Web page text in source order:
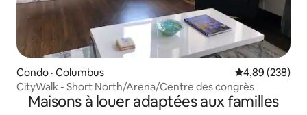
Condo · Columbus Note
4,89 (238)
CityWalk - Short North/Arena/Centre des congrès
Maisons à louer adaptées aux familles